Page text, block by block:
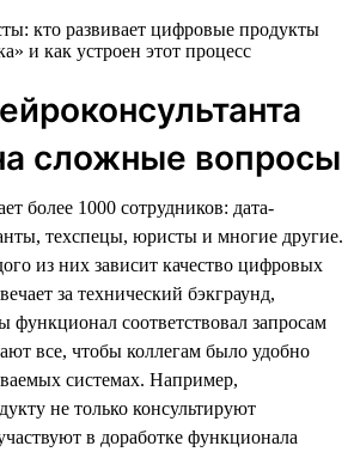
сложные вопросы
более 1000 сотрудников: дата-
техспецы, юристы и многие другие.
из них зависит качество цифровых
за технический бэкграунд,
функционал соответствовал запросам
все, чтобы коллегам было удобно
системах. Например,
не только консультируют
в доработке функционала